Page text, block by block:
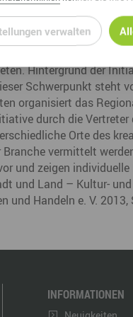
erzgebirgischen
seit 2007 zu Themen
des Modelabels
Die Teilnahme
Hintergrund der
Schwerpunkt steht
organisiert das
durch die Vertreter
Orte des
vermittelt
und zeigen
und Land – Kultur-
und Handeln e. V. 2013,
INFORMATIONEN
verwalten